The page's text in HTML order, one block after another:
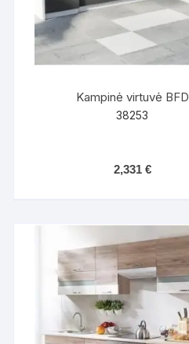
Kampinė virtuvė BFD
38253
2,331 €